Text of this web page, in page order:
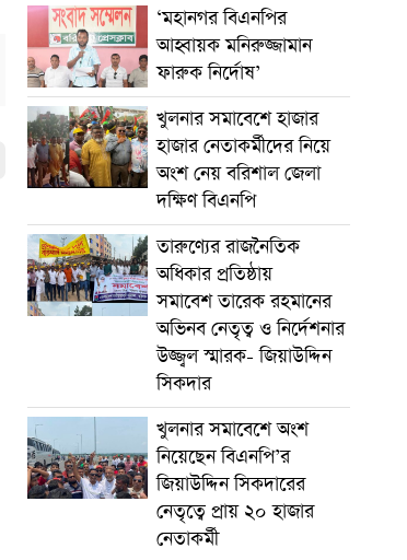
‘মহানগর বিএনপির
আহ্বায়ক মনিরুজ্জামান
ফারুক নির্দোষ’
খুলনার সমাবেশে হাজার
হাজার নেতাকর্মীদের নিয়ে
অংশ নেয় বরিশাল জেলা
দক্ষিণ বিএনপি
তারুণ্যের রাজনৈতিক
অধিকার প্রতিষ্ঠায়
সমাবেশ তারেক রহমানের
অভিনব নেতৃত্ব ও নির্দেশনার
উজ্জ্বল স্মারক- জিয়াউদ্দিন
সিকদার
খুলনার সমাবেশে অংশ
নিয়েছেন বিএনপি’র
জিয়াউদ্দিন সিকদারের
নেতৃত্বে প্রায় ২০ হাজার
নেতাকর্মী